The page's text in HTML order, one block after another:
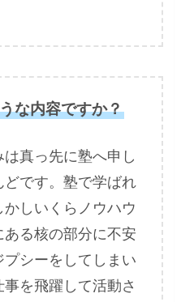
な内容ですか？
真っ先に塾へ申し
です。塾で学ばれ
しいくらノウハウ
る核の部分に不安
シーをしてしまい
を飛躍して活動さ